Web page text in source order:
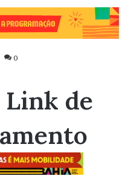
0
Link de